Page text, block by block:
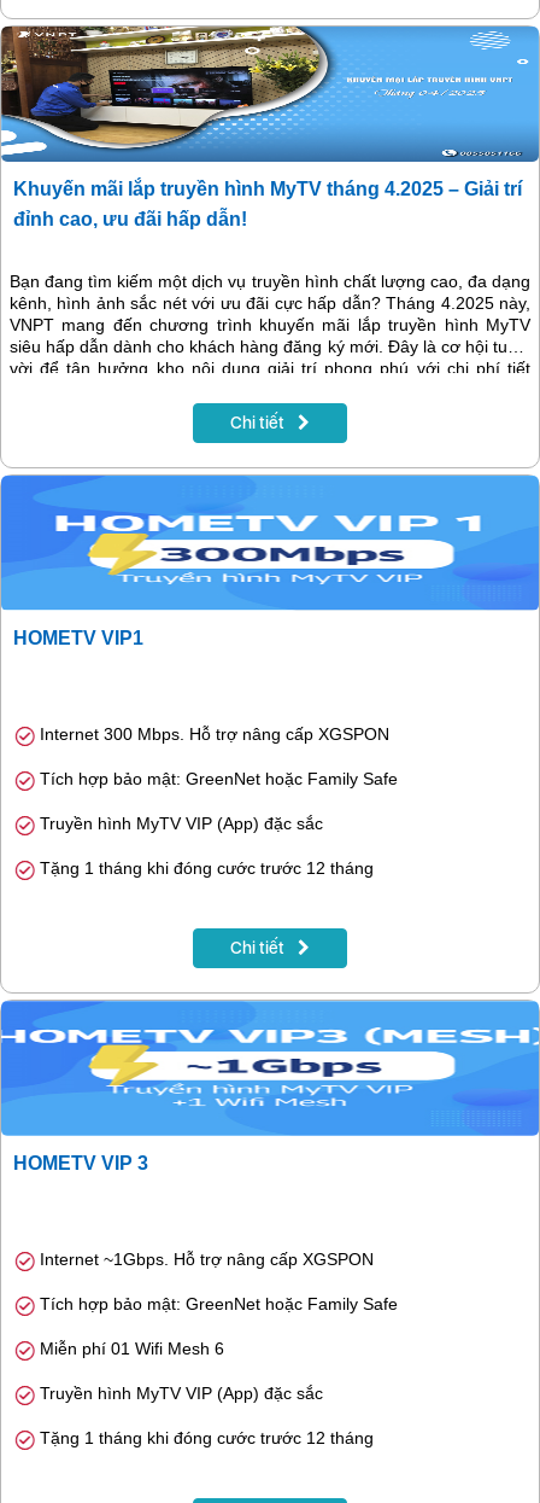
Khuyến mãi lắp truyền hình MyTV tháng 4.2025 – Giải trí
đỉnh cao, ưu đãi hấp dẫn!
Bạn đang tìm kiếm một dịch vụ truyền hình chất lượng cao, đa dạng
kênh, hình ảnh sắc nét với ưu đãi cực hấp dẫn? Tháng 4.2025 này,
VNPT mang đến chương trình khuyến mãi lắp truyền hình MyTV
siêu hấp dẫn dành cho khách hàng đăng ký mới. Đây là cơ hội tuyệt
vời để tận hưởng kho nội dung giải trí phong phú với chi phí tiết
Chi tiết
HOMETV VIP1
Internet 300 Mbps. Hỗ trợ nâng cấp XGSPON
Tích hợp bảo mật: GreenNet hoặc Family Safe
Truyền hình MyTV VIP (App) đặc sắc
Tặng 1 tháng khi đóng cước trước 12 tháng
Chi tiết
HOMETV VIP 3
Internet ~1Gbps. Hỗ trợ nâng cấp XGSPON
Tích hợp bảo mật: GreenNet hoặc Family Safe
Miễn phí 01 Wifi Mesh 6
Truyền hình MyTV VIP (App) đặc sắc
Tặng 1 tháng khi đóng cước trước 12 tháng